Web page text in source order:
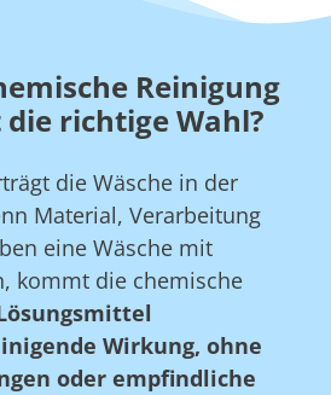
Reinigung
richtige Wahl?
die Wäsche in der
Material, Verarbeitung
eine Wäsche mit
kommt die chemische
Wirkung, ohne
oder empfindliche